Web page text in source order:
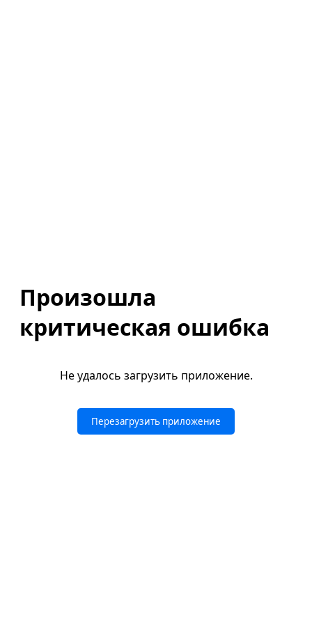
Произошла
критическая ошибка
Не удалось загрузить приложение.
Перезагрузить приложение